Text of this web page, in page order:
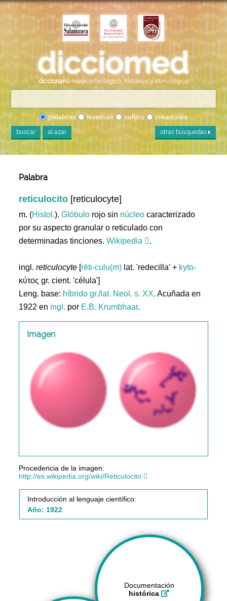
diccionario médico-biológico, histórico y etimológico
palabras lexemas sufijos creadores
buscar al azar otras búsquedas
Palabra
reticulocito [reticulocyte]
m. (Histol.).Glóbulo rojo sin núcleo caracterizado
por su aspecto granular o reticulado con
determinadas tinciones.Wikipedia .
ingl.reticulocyte [rēti-culu(m) lat. 'redecilla' + kyto-
κύτος gr. cient. 'célula']
Leng. base: híbrido gr./lat. Neol. s. XX. Acuñada en
1922 en ingl. por E.B. Krumbhaar.
Imagen
Procedencia de la imagen:
http://es.wikipedia.org/wiki/Reticulocito
Introducción al lenguaje científico:
Año: 1922
Documentación
histórica